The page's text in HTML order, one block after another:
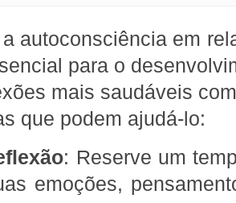
autoconsciência em
para o
mais saudáveis
que podem ajudá-lo:
: Reserve um
emoções,